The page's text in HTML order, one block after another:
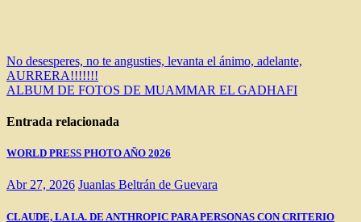
Navegación
de
No desesperes, no te angusties, levanta el ánimo, adelante,
AURRERA!!!!!!!
ALBUM DE FOTOS DE MUAMMAR EL GADHAFI
Entrada relacionada
WORLD PRESS PHOTO AÑO 2026
Abr 27, 2026 Juanlas Beltrán de Guevara
CLAUDE, LA I.A. DE ANTHROPIC PARA PERSONAS CON CRITERIO